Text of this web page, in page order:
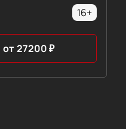
16+
от 27200₽